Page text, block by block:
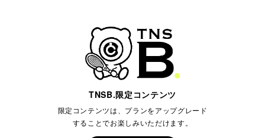
TNSB.限定コンテンツ
限定コンテンツは、プランをアップグレード
することでお楽しみいただけます。